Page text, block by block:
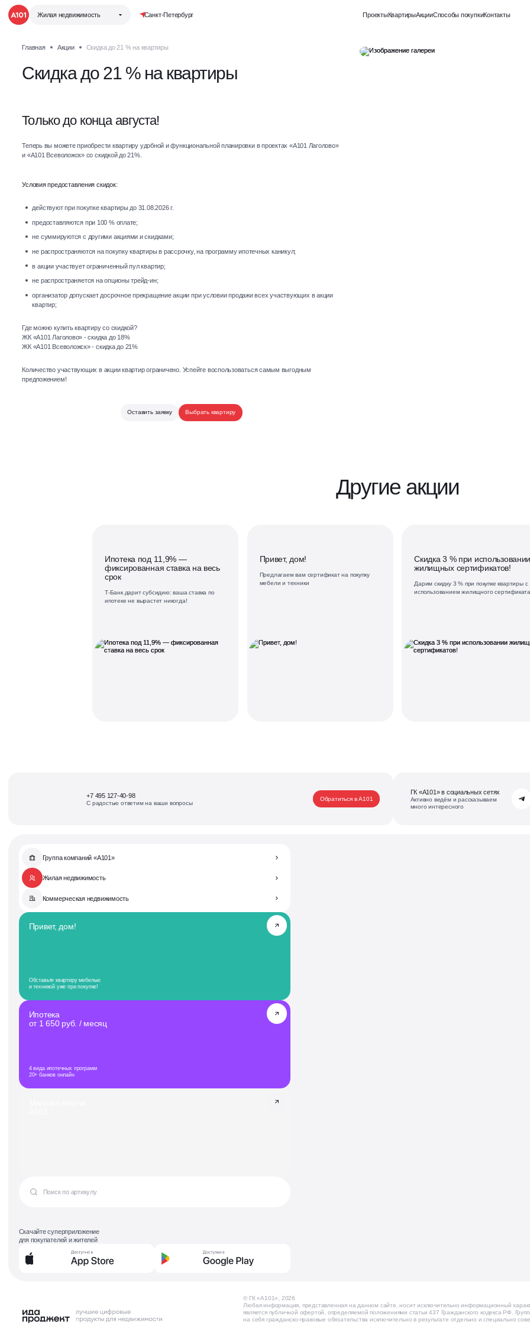
Жилая недвижимость Санкт-Петербург ПроектыКвартирыАкцииСпособы покупкиКонтакты
Жилая недвижимость
Привет, дом!
Обставьте квартиру мебелью
от 1 650 руб. / месяц
20+ банков онлайн
Отвечаем на любые вопросы,
делимся событиями
Главная Акции Скидка до 21 % на квартиры
Скидка до 21 % на квартиры
Только до конца августа!
Теперь вы можете приобрести квартиру удобной и функциональной планировки в проектах «А101 Лаголово»
и «А101 Всеволожск» со скидкой до 21%.
Условия предоставления скидок:
действуют при покупке квартиры до 31.08.2026 г.
предоставляются при 100 % оплате;
не суммируются с другими акциями и скидками;
не распространяются на покупку квартиры в рассрочку, на программу ипотечных каникул;
в акции участвует ограниченный пул квартир;
не распространяется на опционы трейд-ин;
организатор допускает досрочное прекращение акции при условии продажи всех участвующих в акции
квартир;
Где можно купить квартиру со скидкой?
ЖК «А101 Лаголово» - скидка до 18%
ЖК «А101 Всеволожск» - скидка до 21%
Количество участвующих в акции квартир ограничено. Успейте воспользоваться самым выгодным
предложением!
Оставить заявку Выбрать квартиру
Другие акции
Ипотека под 11,9% —
фиксированная ставка на весь
срок
Т-Банк дарит субсидию: ваша ставка по
ипотеке не вырастет никогда!
Привет, дом!
Предлагаем вам сертификат на покупку
мебели и техники
Скидка 3 % при использовании
жилищных сертификатов!
Дарим скидку 3 % при покупке квартиры с
использованием жилищного сертификата.
+7 495 127-40-98
С радостью ответим на ваши вопросы
Обратиться в А101
ГК «А101» в социальных сетях
Активно ведём и рассказываем
много интересного
Группа компаний «А101»
Жилая недвижимость
Коммерческая недвижимость
Привет, дом!
Обставьте квартиру мебелью
и техникой уже при покупке!
Ипотека
от 1 650 руб. / месяц
4 вида ипотечных программ
20+ банков онлайн
Скачайте суперприложение
для покупателей и жителей
© ГК «А101», 2026
Любая информация, представленная на данном сайте, носит исключительно информационный
является публичной офертой, определяемой положениями статьи 437 Гражданского кодекса РФ.
на себя гражданско-правовые обязательства исключительно в результате отдельно и специально